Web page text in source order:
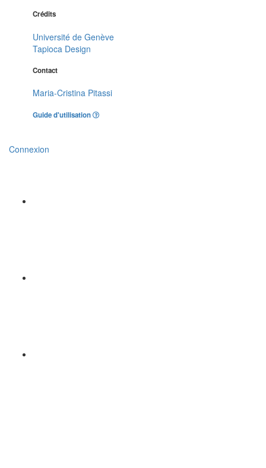
Crédits
Université de Genève
Tapioca Design
Contact
Maria-Cristina Pitassi
Guide d'utilisation
Connexion